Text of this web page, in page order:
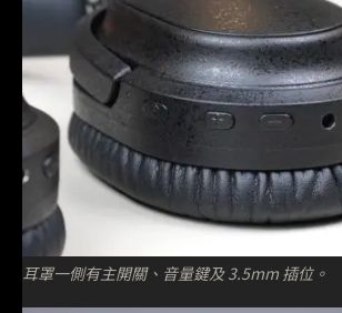
耳罩一側有主開關、音量鍵及 3.5mm 插位。